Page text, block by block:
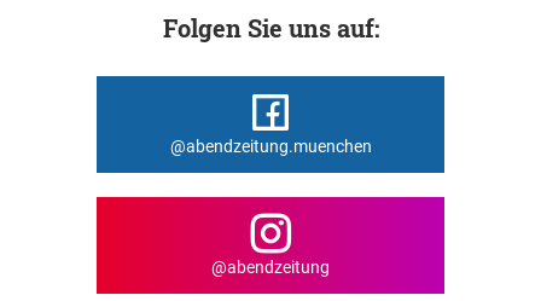
Folgen Sie uns auf:
@abendzeitung.muenchen
@abendzeitung